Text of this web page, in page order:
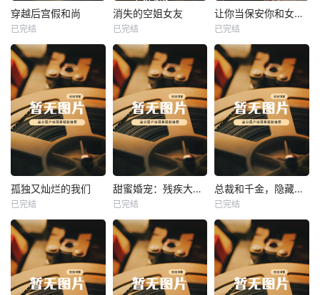
热播
未知
穿越后宫假和尚
已完结
热播
未知
消失的空姐女友
已完结
热播
未知
让你当保安你和女业主谈恋爱
已完结
热播
未知
孤独又灿烂的我们
已完结
热播
未知
甜蜜婚宠：残疾大佬夜夜撩
已完结
热播
未知
总裁和千金，隐藏身份闪婚了
已完结